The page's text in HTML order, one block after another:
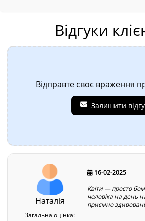
Відгуки
Відправте своє враження
Залишити
Наталія
Загальна оцінка:
16-02-2025
Квіти — просто
чоловіка на день
приємно